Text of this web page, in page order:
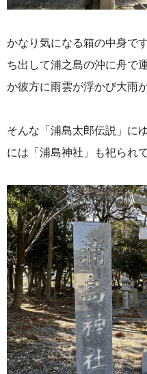
かなり気になる箱の中身で
ち出して浦之島の沖に舟で
か彼方に雨雲が浮かび大雨
そんな「浦島太郎伝説」に
には「浦島神社」も祀られ